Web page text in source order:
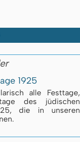
1925
alle Festtage,
des jüdischen
die in unseren